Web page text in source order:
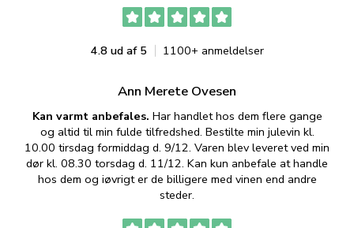
4.8 ud af 5 1100+ anmeldelser
Ann Merete Ovesen
Kan varmt anbefales. Har handlet hos dem flere gange
og altid til min fulde tilfredshed. Bestilte min julevin kl.
10.00 tirsdag formiddag d. 9/12. Varen blev leveret ved min
dør kl. 08.30 torsdag d. 11/12. Kan kun anbefale at handle
hos dem og iøvrigt er de billigere med vinen end andre
steder.